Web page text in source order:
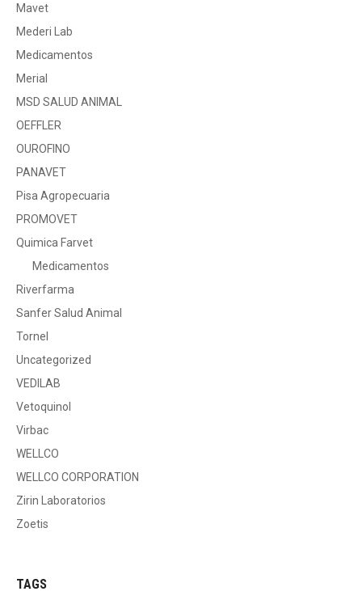
Mavet
Mederi Lab
Medicamentos
Merial
MSD SALUD ANIMAL
OEFFLER
OUROFINO
PANAVET
Pisa Agropecuaria
PROMOVET
Quimica Farvet
Medicamentos
Riverfarma
Sanfer Salud Animal
Tornel
Uncategorized
VEDILAB
Vetoquinol
Virbac
WELLCO
WELLCO CORPORATION
Zirin Laboratorios
Zoetis
TAGS